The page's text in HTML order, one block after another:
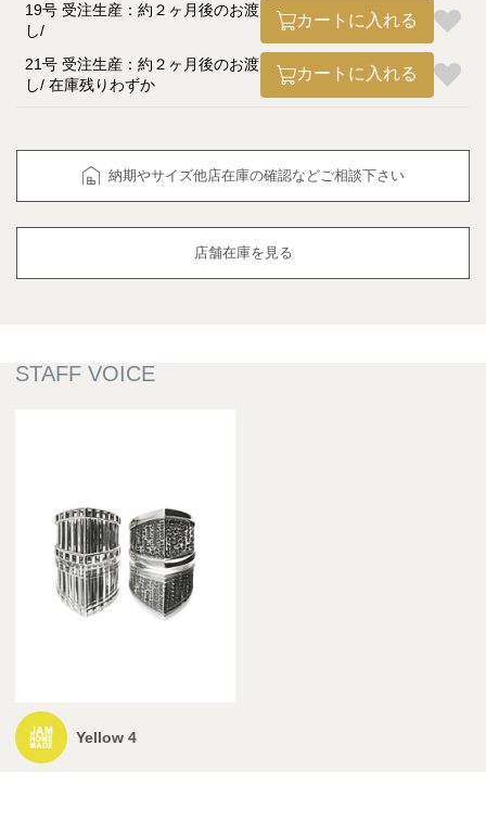
19号 受注生産：約２ヶ月後のお渡
し
カートに入れる
21号 受注生産：約２ヶ月後のお渡
し
在庫残りわずか
カートに入れる
納期やサイズ他店在庫の確認などご相談下さい
店舗在庫を見る
Yellow 4